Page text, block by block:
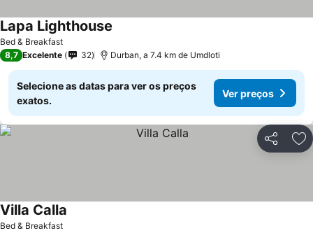
Bed & Breakfast
Lapa Lighthouse
8,7 Excelente 32 Durban, a 7.4 km de Umdloti
Selecione as datas para ver os preços
exatos.
Ver preços
Partilhar
Bed & Breakfast
Villa Calla